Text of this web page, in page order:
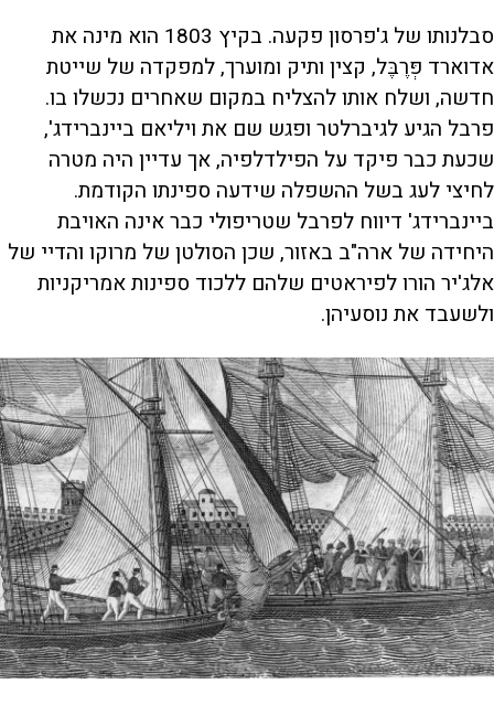
סבלנותו של ג'פרסון פקעה. בקיץ 1803 הוא מינה את
אדוארד פְּרֶבֶּל, קצין ותיק ומוערך, למפקדה של שייטת
חדשה, ושלח אותו להצליח במקום שאחרים נכשלו בו.
פרבל הגיע לגיברלטר ופגש שם את ויליאם ביינברידג',
שכעת כבר פיקד על הפילדלפיה, אך עדיין היה מטרה
לחיצי לעג בשל ההשפלה שידעה ספינתו הקודמת.
ביינברידג' דיווח לפרבל שטריפולי כבר אינה האויבת
היחידה של ארה"ב באזור, שכן הסולטן של מרוקו והדיי של
אלג'יר הורו לפיראטים שלהם ללכוד ספינות אמריקניות
ולשעבד את נוסעיהן.